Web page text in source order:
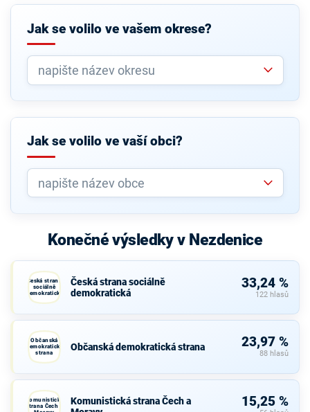
Jak se volilo ve vašem okrese?
Jak se volilo ve vaší obci?
Konečné výsledky v Nezdenice
Česká strana
sociálně
demokratická
Česká strana sociálně
demokratická
33,24 %
122 hlasů
Občanská
demokratická
strana
Občanská demokratická strana 23,97 %
88 hlasů
Komunistická
strana Čech a
Komunistická strana Čech a
15,25 %